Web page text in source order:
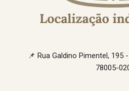
📌 Rua Galdino Pimentel, 195
78005-